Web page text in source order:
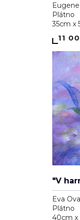
Plátno
35cm x
11
"V
Eva Ova
Plátno
40cm x